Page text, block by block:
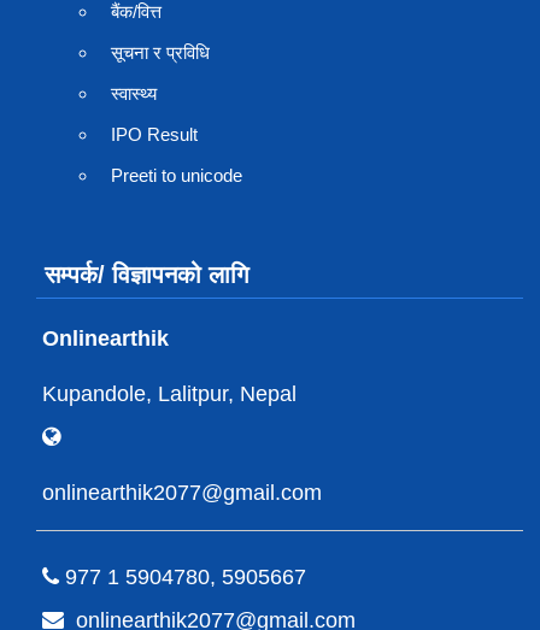
बैंक/वित्त
सूचना र प्रविधि
स्वास्थ्य
IPO Result
Preeti to unicode
सम्पर्क/ विज्ञापनको लागि
Onlinearthik
Kupandole, Lalitpur, Nepal
onlinearthik2077@gmail.com
977 1 5904780, 5905667
onlinearthik2077@gmail.com